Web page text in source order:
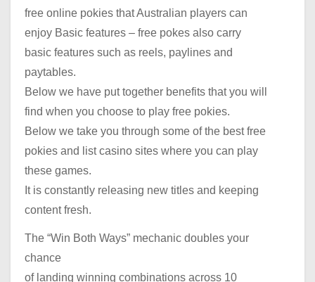
free online pokies that Australian players can
enjoy Basic features – free pokes also carry
basic features such as reels, paylines and
paytables.
Below we have put together benefits that you will
find when you choose to play free pokies.
Below we take you through some of the best free
pokies and list casino sites where you can play
these games.
It is constantly releasing new titles and keeping
content fresh.
The “Win Both Ways” mechanic doubles your
chance
of landing winning combinations across 10